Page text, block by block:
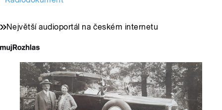
Největší audioportál na českém internetu